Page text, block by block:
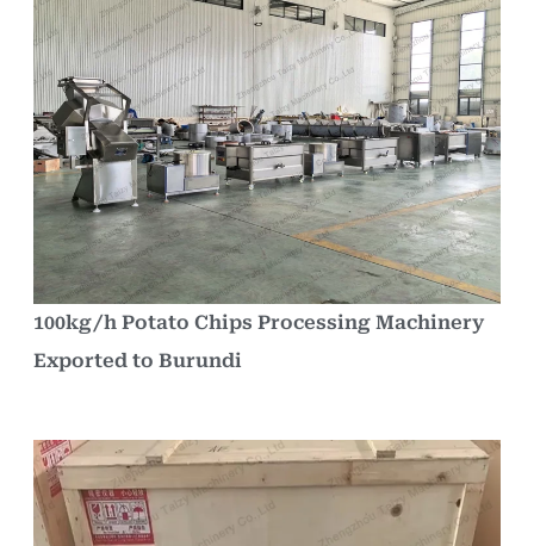
100kg/h Potato Chips Processing Machinery
Exported to Burundi